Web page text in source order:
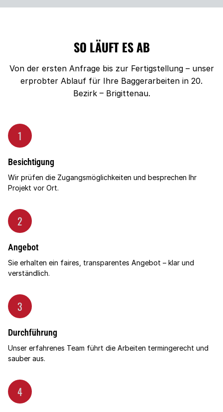
SO LÄUFT ES AB
Von der ersten Anfrage bis zur Fertigstellung – unser
erprobter Ablauf für Ihre Baggerarbeiten in 20.
Bezirk – Brigittenau.
1
Besichtigung
Wir prüfen die Zugangsmöglichkeiten und besprechen Ihr
Projekt vor Ort.
2
Angebot
Sie erhalten ein faires, transparentes Angebot – klar und
verständlich.
3
Durchführung
Unser erfahrenes Team führt die Arbeiten termingerecht und
sauber aus.
4